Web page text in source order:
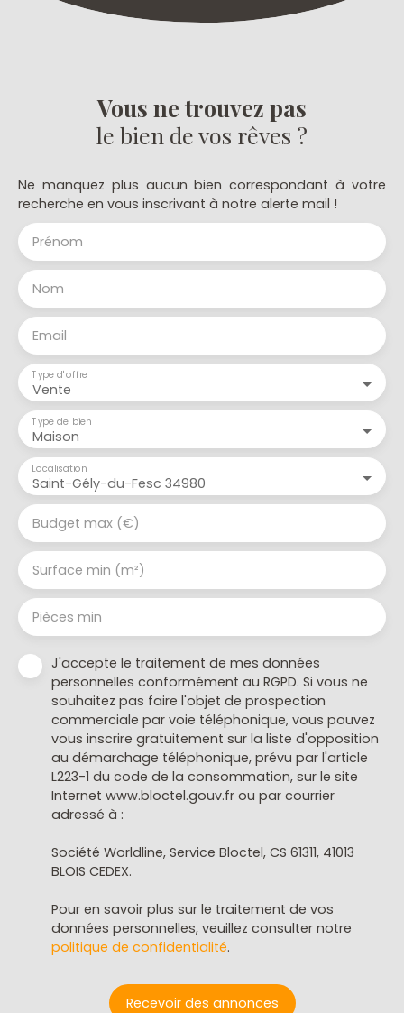
Vous ne trouvez pas
le bien de vos rêves ?
Ne manquez plus aucun bien correspondant à votre
recherche en vous inscrivant à notre alerte mail !
Prénom
Nom
Email
Vente
Type d'offre
Maison
Type de bien
Saint-Gély-du-Fesc 34980
Localisation
Budget max (€)
Surface min (m²)
Pièces min
J'accepte le traitement de mes données
personnelles conformément au RGPD. Si vous ne
souhaitez pas faire l'objet de prospection
commerciale par voie téléphonique, vous pouvez
vous inscrire gratuitement sur la liste d'opposition
au démarchage téléphonique, prévu par l'article
L223-1 du code de la consommation, sur le site
Internet www.bloctel.gouv.fr ou par courrier
adressé à :
Société Worldline, Service Bloctel, CS 61311, 41013
BLOIS CEDEX.
Pour en savoir plus sur le traitement de vos
données personnelles, veuillez consulter notre
politique de confidentialité.
Recevoir des annonces